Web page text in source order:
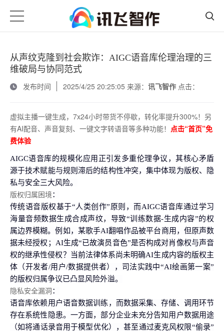
从声纹克隆到社会欺诈：AIGC语音库伦理治理的三
维破局与协同范式
发布时间
2025/4/25 20:25:05 来源： 讯飞智作 点击：
虚拟主播一键生成，7x24小时带货不停歇，转化率提升300%！另
有AI配音、声音复刻、一键文字转语音等多种功能！ 点击“首页”免
费体验
AIGC语音库的规模化应用正引发多重伦理争议，其核心矛盾
源于技术赋能与规则滞后的结构性冲突，集中体现为版权、隐
私与安全三大风险。
版权归属困境：
传统语音版权基于“人类创作”原则，而AIGC语音库通过学习
海量音频数据生成合成声纹，导致“训练数据-生成内容”的权
属边界模糊。例如，某歌手AI翻唱作品被平台商用，但原声数
据未经授权；AI生成“已故演员音色”是否构成对肖像权与声音
权的继承性侵权？当前法律体系尚未明确AI生成内容的版权主
体（开发者/用户/数据提供者），司法实践中“AI绘画第一案”
的版权归属争议已凸显风险外溢。
隐私安全漏洞：
语音库依赖用户语音数据训练，而数据采集、存储、调用环节
存在系统性隐患。一方面，部分企业未充分告知用户数据用途
（如将通话录音用于模型优化），甚至通过麦克风权限“偷录”